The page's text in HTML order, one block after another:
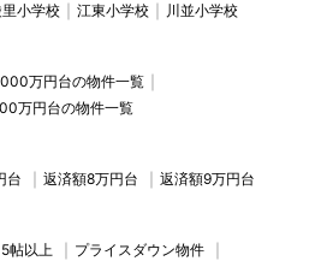
小学校 江東小学校 川並小学校
万円台の物件一覧
万円台の物件一覧
台 返済額8万円台 返済額9万円台
帖以上
プライスダウン物件